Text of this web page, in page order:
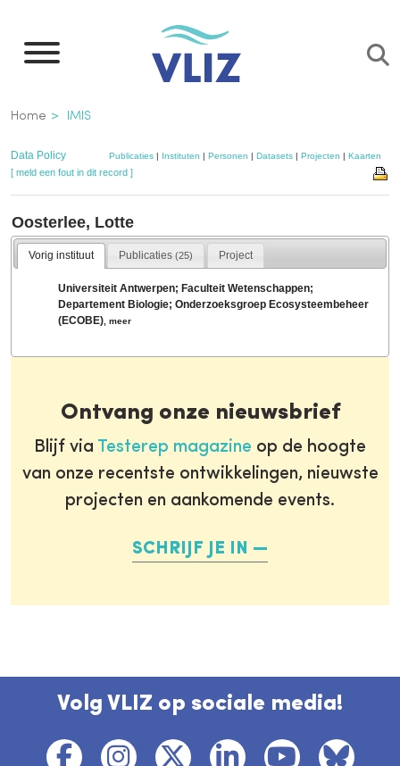
naar
inhoud
gaan
Kruimelpad
Home IMIS
Data Policy Publicaties| Instituten | Personen | Datasets| Projecten | Kaarten
[ meld een fout in dit record ]
Oosterlee, Lotte
Vorig instituut Publicaties(25) Project
Universiteit Antwerpen; Faculteit Wetenschappen;
Departement Biologie; Onderzoeksgroep Ecosysteembeheer
(ECOBE) ,meer
Ontvang onze nieuwsbrief
Blijf via Testerep magazine op de hoogte
van onze recentste ontwikkelingen, nieuwste
projecten en aankomende events.
SCHRIJF JE IN
Volg VLIZ op sociale media!